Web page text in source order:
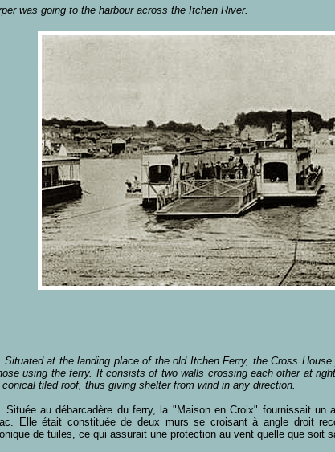
was going to the harbour across the Itchen River.
Situated at the landing place of the old Itchen Ferry, the Cross House
using the ferry. It consists of two walls crossing each other at
conical tiled roof, thus giving shelter from wind in any direction.
Située au débarcadère du ferry, la "Maison en Croix" fournissait un
Elle était constituée de deux murs se croisant à angle droit
de tuiles, ce qui assurait une protection au vent quelle que soit